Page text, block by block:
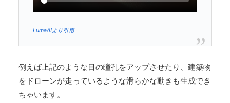
LumaAIより引用
例えば上記のような目の瞳孔をアップさせたり、建築物
をドローンが走っているような滑らかな動きも生成でき
ちゃいます。